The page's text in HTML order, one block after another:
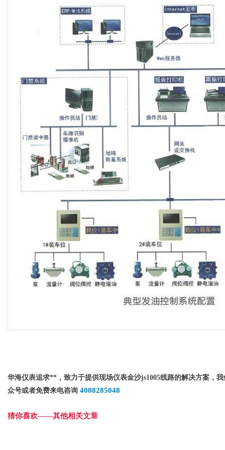
华海仪表追求**，致力于提供现场仪表金沙js1005线路的解决方案，
众号或者免费来电咨询 4008285048
猜你喜欢——其他相关文章